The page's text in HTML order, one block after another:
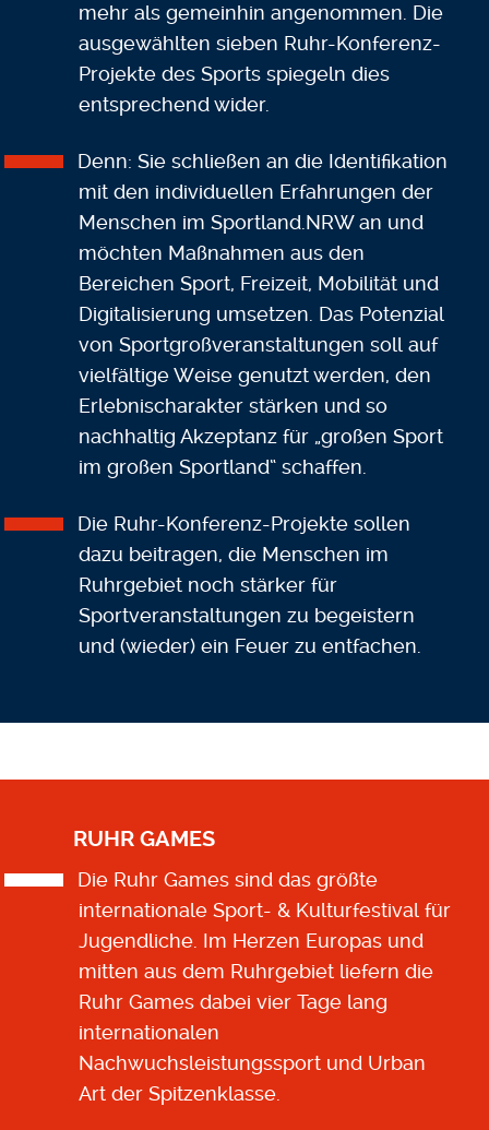
mehr als gemeinhin angenommen. Die
ausgewählten sieben Ruhr-Konferenz-
Projekte des Sports spiegeln dies
entsprechend wider.
Denn: Sie schließen an die Identifikation
mit den individuellen Erfahrungen der
Menschen im Sportland.NRW an und
möchten Maßnahmen aus den
Bereichen Sport, Freizeit, Mobilität und
Digitalisierung umsetzen. Das Potenzial
von Sportgroßveranstaltungen soll auf
vielfältige Weise genutzt werden, den
Erlebnischarakter stärken und so
nachhaltig Akzeptanz für „großen Sport
im großen Sportland“ schaffen.
Die Ruhr-Konferenz-Projekte sollen
dazu beitragen, die Menschen im
Ruhrgebiet noch stärker für
Sportveranstaltungen zu begeistern
und (wieder) ein Feuer zu entfachen.
RUHR GAMES
Die Ruhr Games sind das größte
internationale Sport- & Kulturfestival für
Jugendliche. Im Herzen Europas und
mitten aus dem Ruhrgebiet liefern die
Ruhr Games dabei vier Tage lang
internationalen
Nachwuchsleistungssport und Urban
Art der Spitzenklasse.